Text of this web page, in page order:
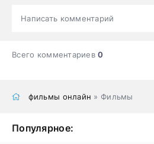
Написать комментарий
Всего комментариев0
фильмы онлайн » Фильмы
Популярное: